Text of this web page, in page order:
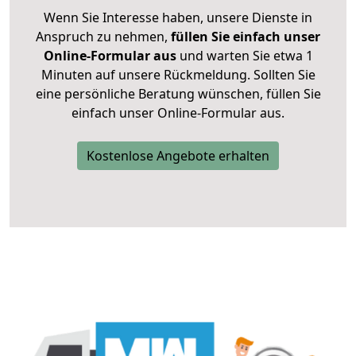
Wenn Sie Interesse haben, unsere Dienste in
Anspruch zu nehmen, füllen Sie einfach unser
Online-Formular ausund warten Sie etwa 1
Minuten auf unsere Rückmeldung. Sollten Sie
eine persönliche Beratung wünschen, füllen Sie
einfach unser Online-Formular aus.
Kostenlose Angebote erhalten